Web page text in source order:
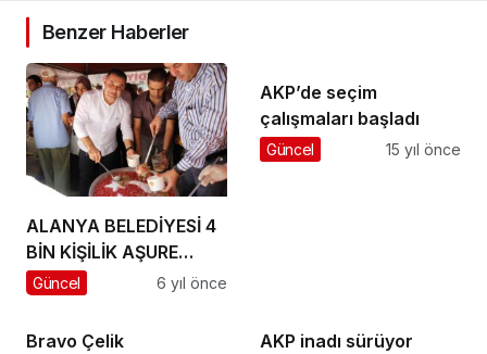
Benzer Haberler
ALANYA BELEDİYESİ 4
BİN KİŞİLİK AŞURE
DAĞITTI
Güncel 6 yıl önce
AKP’de seçim
çalışmaları başladı
Güncel 15 yıl önce
Bravo Çelik AKP inadı sürüyor